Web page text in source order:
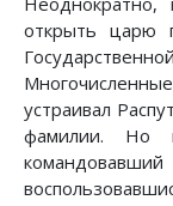
открыть царю
устраивал
фамилии. Но